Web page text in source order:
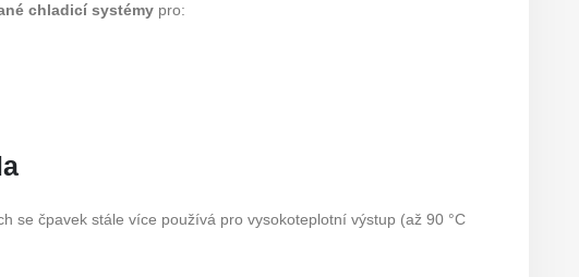
chladicí systémy pro:
se čpavek stále více používá pro vysokoteplotní výstup (až 90 °C